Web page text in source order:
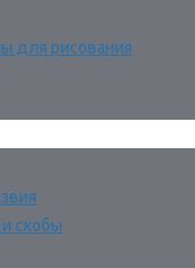
для рисования
скобы